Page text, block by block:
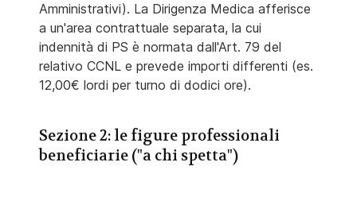
Amministrativi). La Dirigenza Medica afferisce
a un'area contrattuale separata, la cui
indennità di PS è normata dall'Art. 79 del
relativo CCNL e prevede importi differenti (es.
12,00€ lordi per turno di dodici ore).
Sezione 2: le figure professionali
beneficiarie ("a chi spetta")